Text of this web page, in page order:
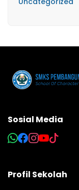
Sosial Media
Profil Sekolah